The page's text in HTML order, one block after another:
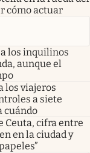
cómo actuar
los inquilinos
aunque el
los viajeros
a siete
cuándo
Ceuta, cifra entre
en la ciudad y